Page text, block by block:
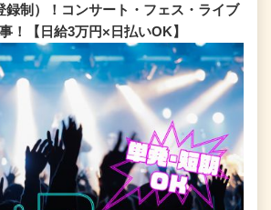
録制）！コンサート・フェス・ライブ
！【日給3万円×日払いOK】